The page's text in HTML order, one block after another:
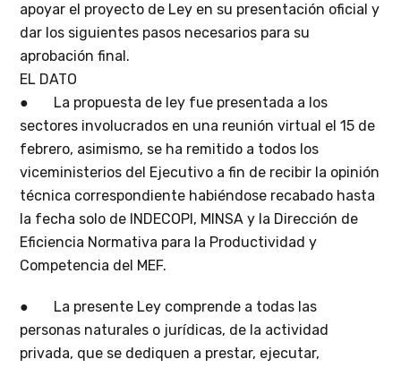
apoyar el proyecto de Ley en su presentación oficial y
dar los siguientes pasos necesarios para su
aprobación final.
EL DATO
● La propuesta de ley fue presentada a los
sectores involucrados en una reunión virtual el 15 de
febrero, asimismo, se ha remitido a todos los
viceministerios del Ejecutivo a fin de recibir la opinión
técnica correspondiente habiéndose recabado hasta
la fecha solo de INDECOPI, MINSA y la Dirección de
Eficiencia Normativa para la Productividad y
Competencia del MEF.
● La presente Ley comprende a todas las
personas naturales o jurídicas, de la actividad
privada, que se dediquen a prestar, ejecutar,